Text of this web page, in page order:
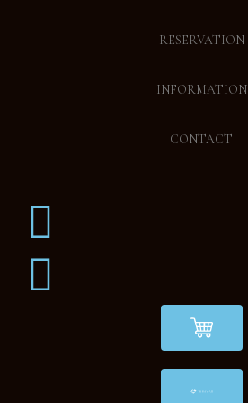
RESERVATION
INFORMATION
CONTACT